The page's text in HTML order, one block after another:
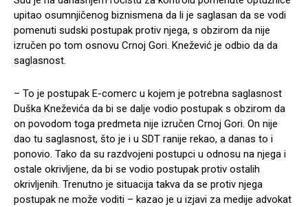
upitao osumnjičenog biznismena da li je saglasan da se vodi
pomenuti sudski postupak protiv njega, s obzirom da nije
izručen po tom osnovu Crnoj Gori. Knežević je odbio da da
saglasnost.
– To je postupak E-comerc u kojem je potrebna saglasnost
Duška Kneževića da bi se dalje vodio postupak s obzirom da
on povodom toga predmeta nije izručen Crnoj Gori. On nije
dao tu saglasnost, što je i u SDT ranije rekao, a danas to i
ponovio. Tako da su razdvojeni postupci u odnosu na njega i
ostale okrivljene, da bi se vodio postupak protiv ostalih
okrivljenih. Trenutno je situacija takva da se protiv njega
postupak ne može voditi – kazao je u izjavi za medije advokat